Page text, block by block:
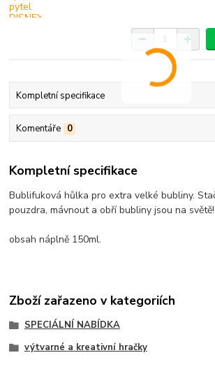
Kompletní specifikace
Komentáře 0
Kompletní specifikace
Bublifuková hůlka pro extra velké bubliny.
pouzdra, mávnout a obří bubliny jsou na světě!
obsah náplně 150ml.
Zboží zařazeno v kategoriích
SPECIÁLNÍ NABÍDKA
výtvarné a kreativní hračky